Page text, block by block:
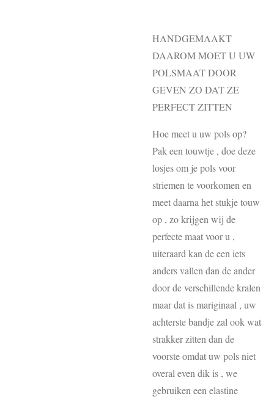
HANDGEMAAKT
DAAROM MOET U UW
POLSMAAT DOOR
GEVEN ZO DAT ZE
PERFECT ZITTEN
Hoe meet u uw pols op?
Pak een touwtje , doe deze
losjes om je pols voor
striemen te voorkomen en
meet daarna het stukje touw
op , zo krijgen wij de
perfecte maat voor u ,
uiteraard kan de een iets
anders vallen dan de ander
door de verschillende kralen
maar dat is mariginaal , uw
achterste bandje zal ook wat
strakker zitten dan de
voorste omdat uw pols niet
overal even dik is , we
gebruiken een elastine